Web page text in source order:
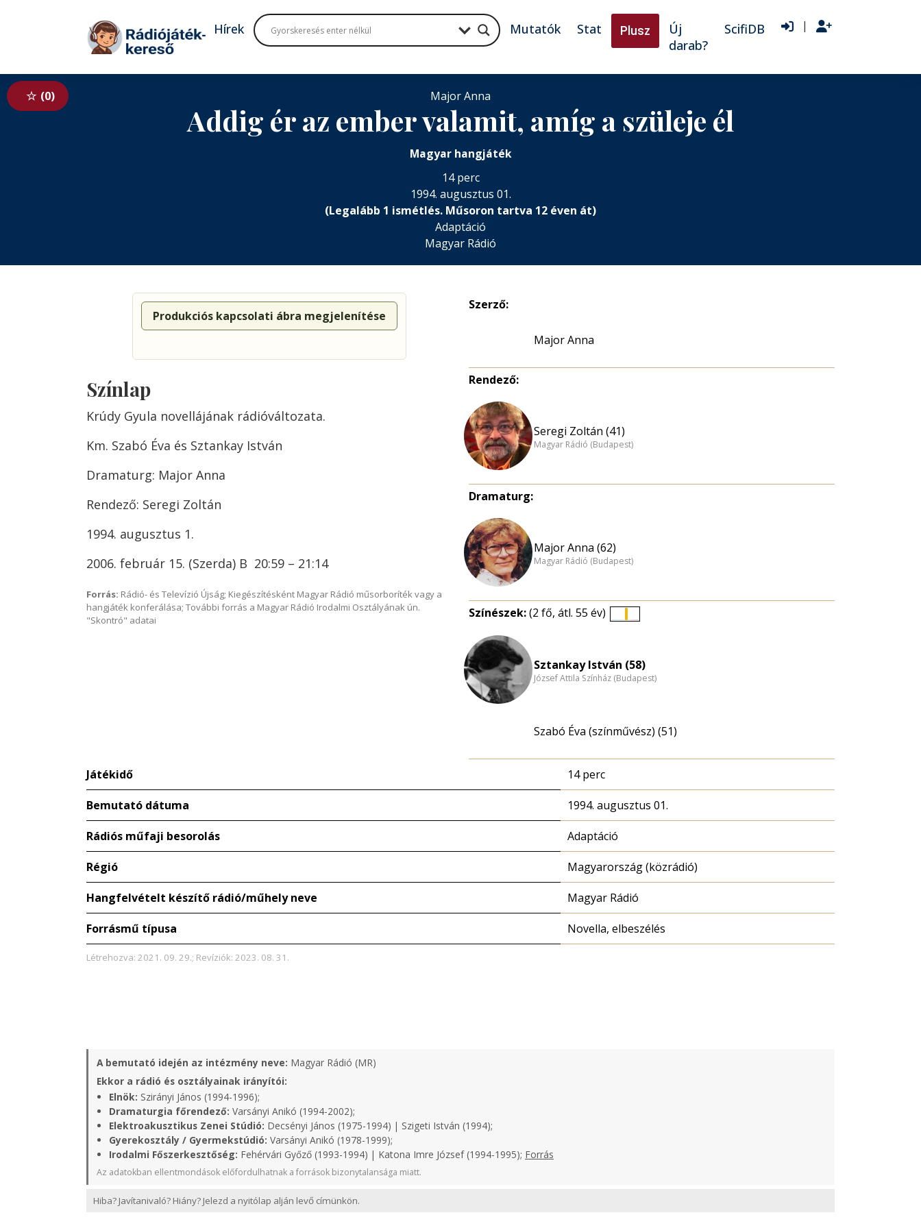
Tovább a tartalomhoz
Hírek Mutatók Stat Plusz
Új
darab?
ScifiDB |
0
Addig ér az ember valamit, amíg a szüleje él
Magyar hangjáték
14 perc
1994. augusztus 01.
(Legalább 1 ismétlés. Műsoron tartva 12 éven át)
Adaptáció
Magyar Rádió
Produkciós kapcsolati ábra megjelenítése
Színlap
Krúdy Gyula novellájának rádióváltozata.
Km. Szabó Éva és Sztankay István
Dramaturg: Major Anna
Rendező: Seregi Zoltán
1994. augusztus 1.
2006. február 15. (Szerda) B 20:59 – 21:14
Forrás: Rádió- és Televízió Újság; Kiegészítésként Magyar Rádió műsorboríték vagy a
hangjáték konferálása; További forrás a Magyar Rádió Irodalmi Osztályának ún.
"Skontró" adatai
Szerző:
Rendező:
Seregi Zoltán (41)
Magyar Rádió (Budapest)
Dramaturg:
Major Anna (62)
Magyar Rádió (Budapest)
Színészek:(2 fő, átl. 55 év)
nagyítása
Sztankay István (58)
József Attila Színház (Budapest)
Szabó Éva (színművész) (51)
Játékidő 14 perc
Bemutató dátuma 1994. augusztus 01.
Rádiós műfaji besorolás Adaptáció
Régió Magyarország (közrádió)
Hangfelvételt készítő rádió/műhely neve Magyar Rádió
Forrásmű típusa Novella, elbeszélés
Létrehozva: 2021. 09. 29.; Revíziók: 2023. 08. 31.
A bemutató idején az intézmény neve: Magyar Rádió (MR)
Ekkor a rádió és osztályainak irányítói:
Elnök: Szirányi János (1994-1996);
Dramaturgia főrendező: Varsányi Anikó (1994-2002);
Elektroakusztikus Zenei Stúdió: Decsényi János (1975-1994) | Szigeti István (1994);
Gyerekosztály / Gyermekstúdió: Varsányi Anikó (1978-1999);
Irodalmi Főszerkesztőség: Fehérvári Győző (1993-1994) | Katona Imre József (1994-1995); Forrás
Az adatokban ellentmondások előfordulhatnak a források bizonytalansága miatt.
Hiba? Javítanivaló? Hiány? Jelezd a nyitólap alján levő címünkön.